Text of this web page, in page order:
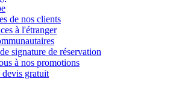
de nos clients
à l'étranger
signature de réservation
à nos promotions
devis gratuit